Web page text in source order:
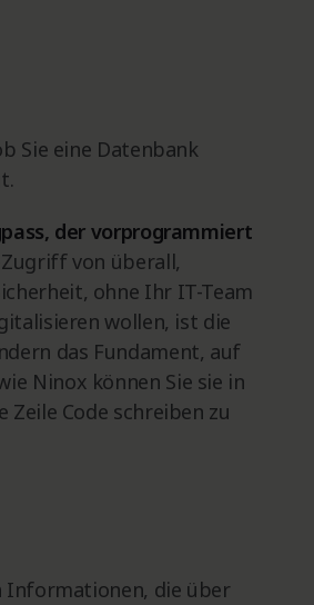
Sie eine Datenbank
der vorprogrammiert
von überall,
ohne Ihr IT-Team
wollen, ist die
das Fundament, auf
Ninox können Sie sie in
Code schreiben zu
Informationen, die über